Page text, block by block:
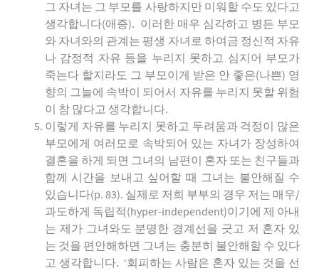
그 자녀는 그 부모를 사랑하지만 미워할 수도 있다고
생각합니다(애증). 이러한 매우 심각하고 병든 부모
와 자녀와의 관계는 평생 자녀로 하여금 정신적 자유
나 감정적 자유 등을 누리지 못하고 심지어 부모가
죽는다 할지라도 그 부모이게 받은 안 좋은(나쁜) 영
향의 그늘에 속박이 되어서 자유를 누리지 못할 위험
이 참 많다고 생각합니다.
이렇게 자유를 누리지 못하고 두려움과 걱정이 많은
부모에게 여러모로 속박되어 있는 자녀가 장성하여
결혼을 하게 되면 그녀의 남편이 혼자 또는 친구들과
함께 시간을 보내고 싶어할 때 그녀는 불안해질 수
있습니다(p. 83). 실제로 저희 부부의 경우 저는 매우/
과도하게 독립적(hyper-independent)이기에 제 아내
는 제가 그녀와도 분명한 경계선을 긋고 저 혼자 있
는 것을 편안해하면 그녀는 충분히 불안해할 수 있다
고 생각합니다. ‘회피하는 사람은 혼자 있는 것을 선